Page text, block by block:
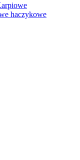
haczykowe